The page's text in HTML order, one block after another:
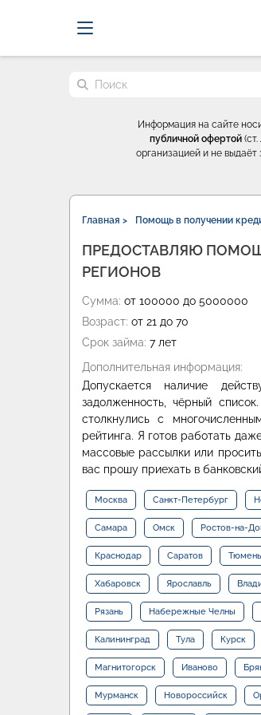
Поиск по сайту
Информация на сайте
публичной офертой
организацией и не
Главная > Помощь в получении
ПРЕДОСТАВЛЯЮ
РЕГИОНОВ
Сумма: от 100000 до 5000000
Возраст: от 21 до 70
Срок займа: 7 лет
Дополнительная информация:
Допускается наличие
задолженность, чёрный
столкнулись с
рейтинга. Я готов работать
массовые рассылки или
вас прошу приехать в
Москва Санкт-Петербург
Самара Омск Ростов-на-
Краснодар Саратов Тюмень
Хабаровск Ярославль
Рязань Набережные Челны
Калининград Тула Курск
Магнитогорск Иваново
Мурманск Новороссийск